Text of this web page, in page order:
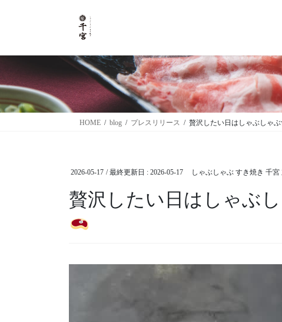
に
移
動
ョ
ン
に
HOME blog プレスリリース 贅沢したい日はしゃぶしゃ
2026-05-17 / 最終更新日 : 2026-05-17 しゃぶしゃぶ すき焼き 千宮
贅沢したい日はしゃぶ